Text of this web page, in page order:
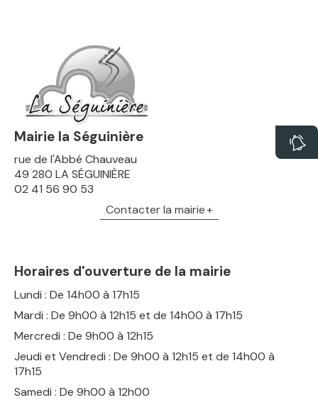
Mairie la Séguinière
rue de l'Abbé Chauveau
49 280 LA SÉGUINIÈRE
02 41 56 90 53
Contacter la mairie
Horaires d'ouverture de la mairie
Lundi : De 14h00 à 17h15
Mardi : De 9h00 à 12h15 et de 14h00 à 17h15
Mercredi : De 9h00 à 12h15
Jeudi et Vendredi : De 9h00 à 12h15 et de 14h00 à
17h15
Samedi : De 9h00 à 12h00